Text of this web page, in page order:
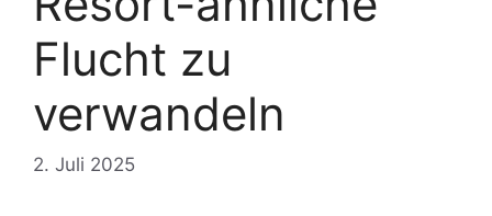
Flucht zu
verwandeln
2. Juli 2025